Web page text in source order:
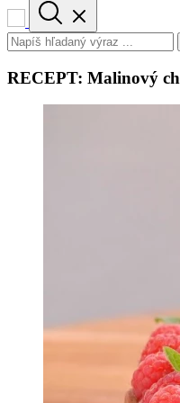
RECEPT: Malinový